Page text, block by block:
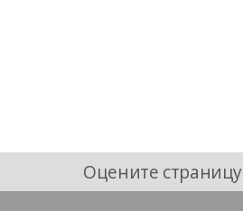
Оцените страницу